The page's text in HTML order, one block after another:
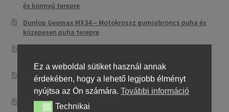
és könnyű terepre
Dunlop Geomax MX34 – Motokrossz gumiabroncs puha és
közepesen puha terepre
CST CM-NK01 – Sportos utcai abroncs precíz
irányíthatósággal
Maxxis MA-ST3 – Sport-touring abroncs
Ez a weboldal sütiket használ annak
érdekében, hogy a lehető legjobb élményt
nyújtsa az Ön számára. További információ
TechnikaiTechnikai